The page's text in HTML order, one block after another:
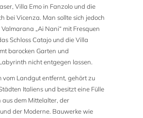
Villa Emo in Fanzolo und die
bei Vicenza. Man sollte sich jedoch
„Ai Nani“ mit Fresquen
Schloss Catajo und die Villa
barocken Garten und
nicht entgegen lassen.
vom Landgut entfernt, gehört zu
Italiens und besitzt eine Fülle
aus dem Mittelalter, der
der Moderne. Bauwerke wie